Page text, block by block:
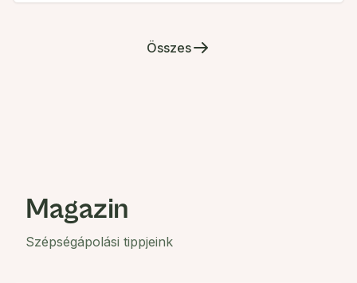
Összes
Magazin
Szépségápolási tippjeink